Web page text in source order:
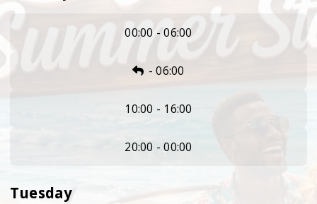
00:00 - 06:00
-06:00
10:00 - 16:00
20:00 - 00:00
Tuesday